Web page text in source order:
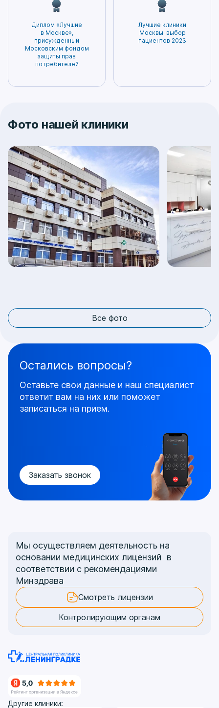
Диплом «Лучшие
в Москве»,
присужденный
Московским фондом
защиты прав
потребителей
Лучшие клиники
Москвы: выбор
пациентов 2023
Фото нашей клиники
Все фото
Заказать звонок
Остались вопросы?
Оставьте свои данные и наш специалист
ответит вам на них или поможет
записаться на прием.
Мы осуществляем деятельность на
основании медицинских лицензий в
соответствии с рекомендациями
Минздрава
Смотреть лицензии
Контролирующим органам
Другие клиники: